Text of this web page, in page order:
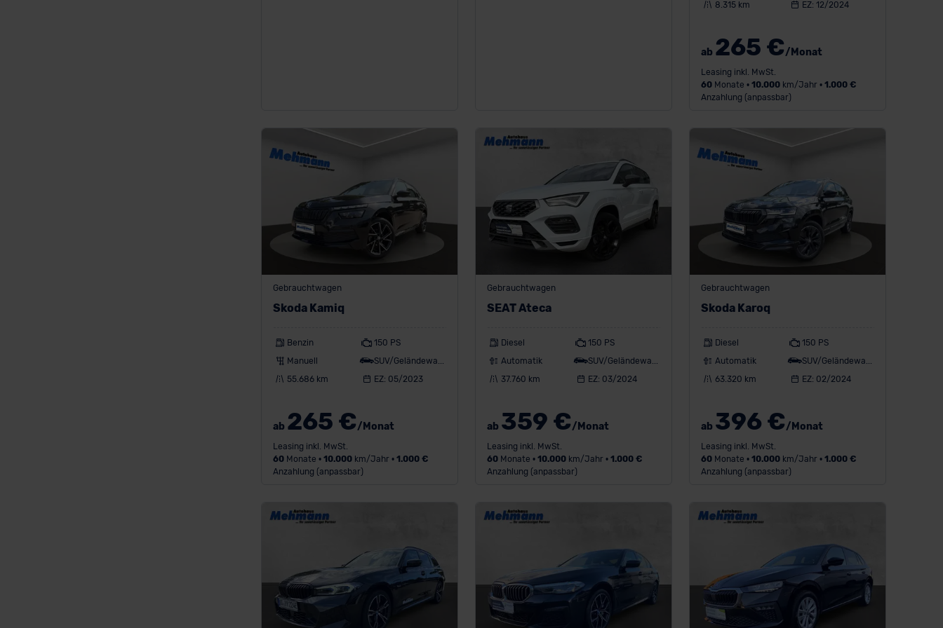
8.315 km
EZ: 12/2024
ab 265 €/Monat
Leasing inkl. MwSt.
60 Monate •10.000 km/Jahr •1.000 €
Anzahlung (anpassbar)
Gebrauchtwagen
Skoda Kamiq
Benzin
150 PS
Manuell
SUV/Geländewagen
55.686 km
EZ: 05/2023
ab 265 €/Monat
Leasing inkl. MwSt.
60 Monate •10.000 km/Jahr •1.000 €
Anzahlung (anpassbar)
Gebrauchtwagen
SEAT Ateca
Diesel
150 PS
Automatik
SUV/Geländewagen
37.760 km
EZ: 03/2024
ab 359 €/Monat
Leasing inkl. MwSt.
60 Monate •10.000 km/Jahr •1.000 €
Anzahlung (anpassbar)
Gebrauchtwagen
Skoda Karoq
Diesel
150 PS
Automatik
SUV/Geländewagen
63.320 km
EZ: 02/2024
ab 396 €/Monat
Leasing inkl. MwSt.
60 Monate •10.000 km/Jahr •1.000 €
Anzahlung (anpassbar)